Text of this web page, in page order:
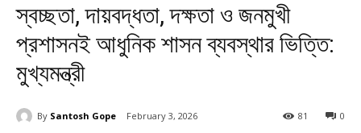
স্বচ্ছতা, দায়বদ্ধতা, দক্ষতা ও জনমুখী
প্রশাসনই আধুনিক শাসন ব্যবস্থার ভিত্তি:
মুখ্যমন্ত্রী
By Santosh Gope February 3, 2026 0
81